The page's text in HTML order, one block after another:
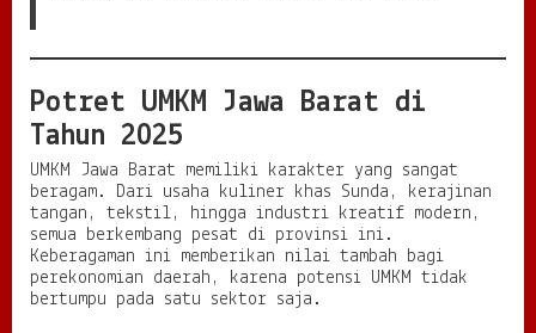
Potret UMKM Jawa Barat di
Tahun 2025
UMKM Jawa Barat memiliki karakter yang sangat
beragam. Dari usaha kuliner khas Sunda, kerajinan
tangan, tekstil, hingga industri kreatif modern,
semua berkembang pesat di provinsi ini.
Keberagaman ini memberikan nilai tambah bagi
perekonomian daerah, karena potensi UMKM tidak
bertumpu pada satu sektor saja.